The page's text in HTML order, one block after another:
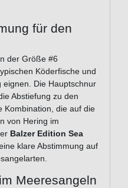
für den
der Größe #6
Köderfische und
eignen. Die Hauptschnur
Abstiefung zu den
Kombination, die auf die
von Hering im
Balzer Edition Sea
klare Abstimmung auf
Meeresangeln